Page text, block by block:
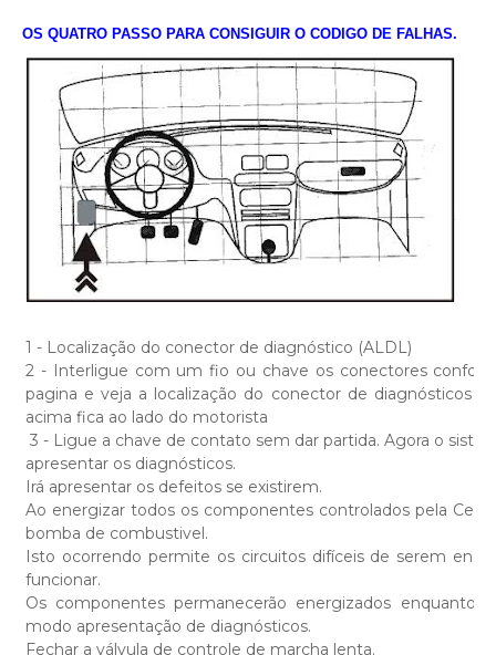
OS QUATRO PASSO PARA CONSIGUIR O CODIGO DE FALHAS.
1 - Localização do conector de diagnóstico (ALDL)
2 - Interligue com um fio ou chave os conectores
pagina e veja a localização do conector de diagnósticos
acima fica ao lado do motorista
3 - Ligue a chave de contato sem dar partida. Agora o
apresentar os diagnósticos.
Irá apresentar os defeitos se existirem.
Ao energizar todos os componentes controlados pela
bomba de combustivel.
Isto ocorrendo permite os circuitos difíceis de serem
funcionar.
Os componentes permanecerão energizados enquanto
modo apresentação de diagnósticos.
Fechar a válvula de controle de marcha lenta.